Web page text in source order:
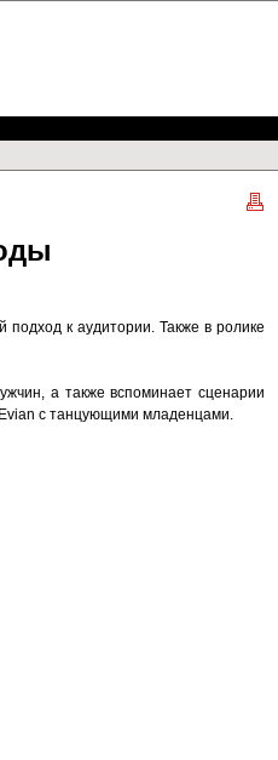
к аудитории. Также в ролике
а также вспоминает сценарии
Evian с танцующими младенцами.